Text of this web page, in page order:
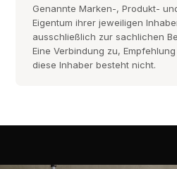
Genannte Marken-, Produkt-
Eigentum ihrer jeweiligen
ausschließlich zur sachlichen
Eine Verbindung zu,
diese Inhaber besteht nicht.